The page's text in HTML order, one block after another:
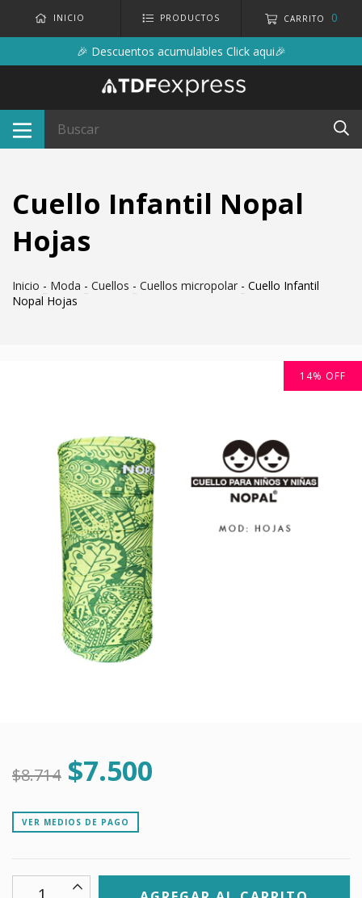
INICIO PRODUCTOS CARRITO 0
🎉 Descuentos acumulables Click aqui🎉
Cuello Infantil Nopal
Hojas
Inicio - Moda - Cuellos - Cuellos micropolar - Cuello Infantil
Nopal Hojas
14% OFF
$8.714 $7.500
VER MEDIOS DE PAGO